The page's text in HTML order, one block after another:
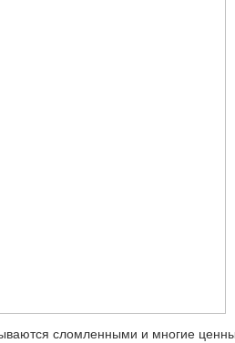
сломленными и многие